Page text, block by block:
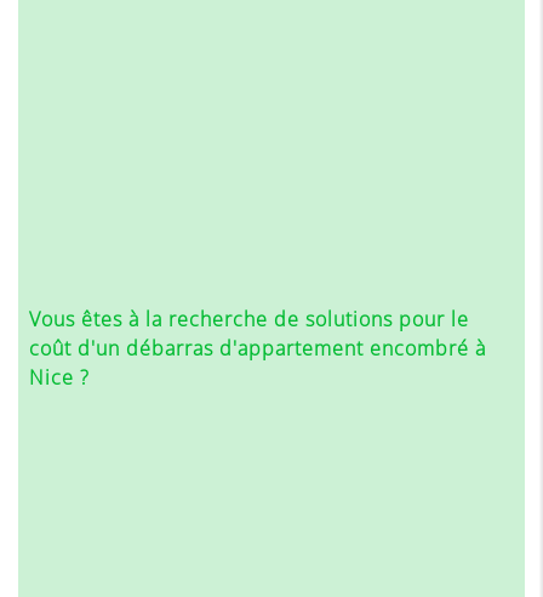
Vous êtes à la recherche de solutions pour le
coût d'un débarras d'appartement encombré à
Nice ?